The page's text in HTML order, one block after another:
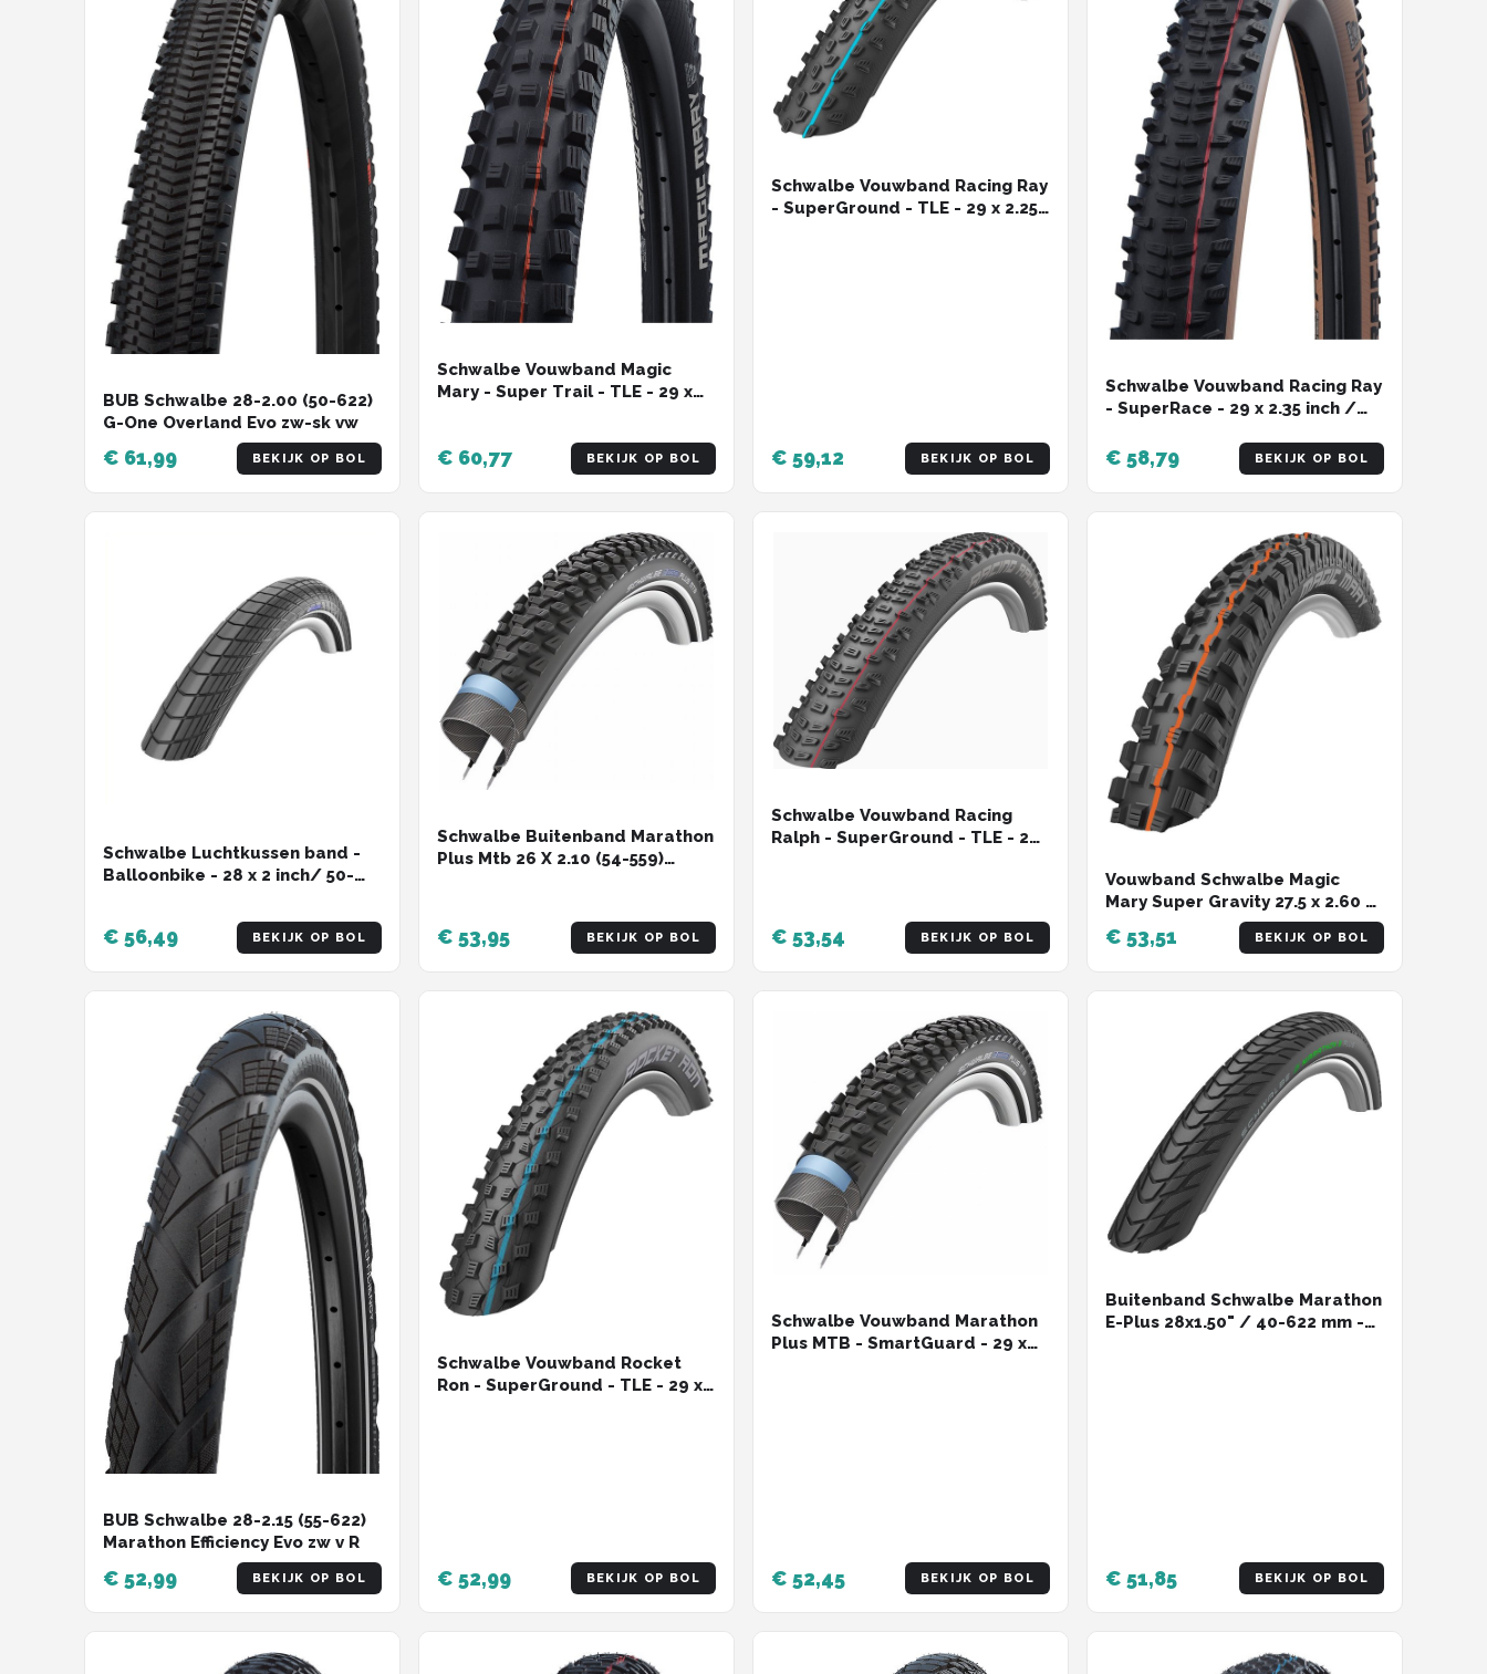
BUB Schwalbe 28-2.00 (50-622)
G-One Overland Evo zw-sk vw
€ 61,99 BEKIJK OP BOL
Schwalbe Vouwband Magic
Mary - Super Trail - TLE - 29 x
€ 60,77 BEKIJK OP BOL
Schwalbe Vouwband Racing Ray
- SuperGround - TLE - 29 x 2.25
€ 59,12 BEKIJK OP BOL
Schwalbe Vouwband Racing Ray
- SuperRace - 29 x 2.35 inch /
ADDIX Speed – Zwart
€ 58,79 BEKIJK OP BOL
Schwalbe Luchtkussen band -
Balloonbike - 28 x 2 inch/ 50-
€ 56,49 BEKIJK OP BOL
Schwalbe Buitenband Marathon
Plus Mtb 26 X 2.10 (54-559)
€ 53,95 BEKIJK OP BOL
Schwalbe Vouwband Racing
Ralph - SuperGround - TLE - 29
€ 53,54 BEKIJK OP BOL
Vouwband Schwalbe Magic
Mary Super Gravity 27.5 x 2.60 /
65-584 mm - zwart
€ 53,51 BEKIJK OP BOL
BUB Schwalbe 28-2.15 (55-622)
Marathon Efficiency Evo zw v R
€ 52,99 BEKIJK OP BOL
Schwalbe Vouwband Rocket
Ron - SuperGround - TLE - 29 x
€ 52,99 BEKIJK OP BOL
Schwalbe Vouwband Marathon
Plus MTB - SmartGuard - 29 x
€ 52,45 BEKIJK OP BOL
Buitenband Schwalbe Marathon
E-Plus 28x1.50" / 40-622 mm -
€ 51,85 BEKIJK OP BOL